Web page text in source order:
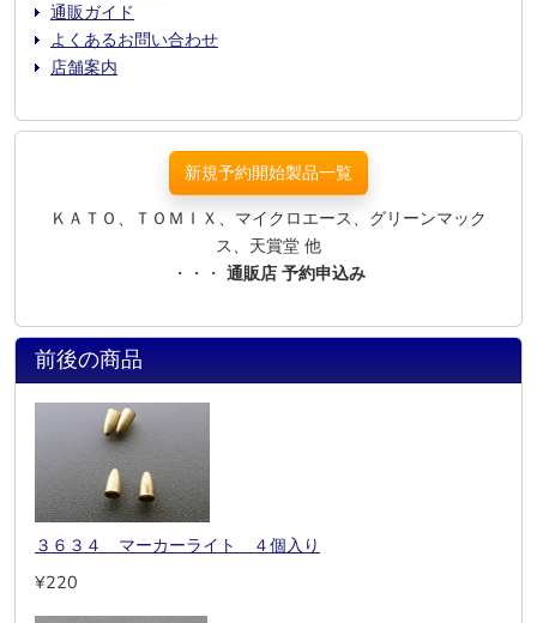
通販ガイド
よくあるお問い合わせ
店舗案内
新規予約開始製品一覧
ＫＡＴＯ、ＴＯＭＩＸ、マイクロエース、グリーンマック
ス、天賞堂 他
・・・ 通販店 予約申込み
前後の商品
３６３４ マーカーライト ４個入り
¥220